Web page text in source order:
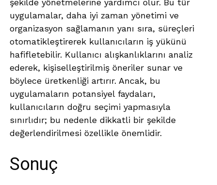
şekilde yönetmelerine yardımcı olur. Bu tür
uygulamalar, daha iyi zaman yönetimi ve
organizasyon sağlamanın yanı sıra, süreçleri
otomatikleştirerek kullanıcıların iş yükünü
hafifletebilir. Kullanıcı alışkanlıklarını analiz
ederek, kişiselleştirilmiş öneriler sunar ve
böylece üretkenliği artırır. Ancak, bu
uygulamaların potansiyel faydaları,
kullanıcıların doğru seçimi yapmasıyla
sınırlıdır; bu nedenle dikkatli bir şekilde
değerlendirilmesi özellikle önemlidir.
Sonuç